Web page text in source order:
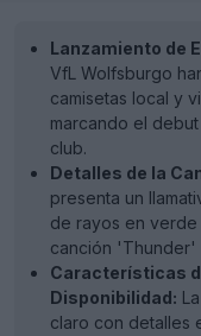
Lanzamiento de
VfL Wolfsburgo
camisetas local y
marcando el
club.
Detalles de la
presenta un
de rayos en verde
canción 'Thunder'
Características
Disponibilidad:
claro con detalles